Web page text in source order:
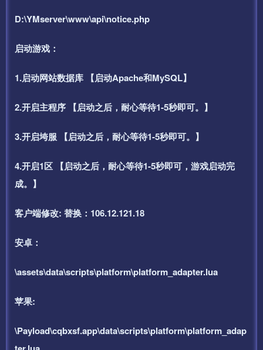
D:\YMserver\www\api\notice.php
启动游戏：
1.启动网站数据库 【启动Apache和MySQL】
2.开启主程序 【启动之后，耐心等待1-5秒即可。】
3.开启垮服 【启动之后，耐心等待1-5秒即可。】
4.开启1区 【启动之后，耐心等待1-5秒即可，游戏启动完
成。】
客户端修改: 替换：106.12.121.18
安卓：
\assets\data\scripts\platform\platform_adapter.lua
苹果:
\Payload\cqbxsf.app\data\scripts\platform\platform_adap